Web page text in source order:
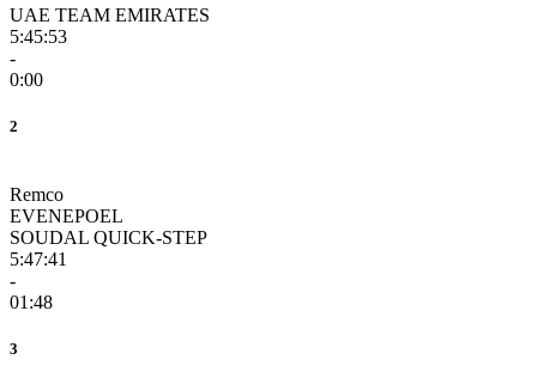
UAE TEAM EMIRATES
5:45:53
-
0:00
2
Remco
EVENEPOEL
SOUDAL QUICK-STEP
5:47:41
-
01:48
3